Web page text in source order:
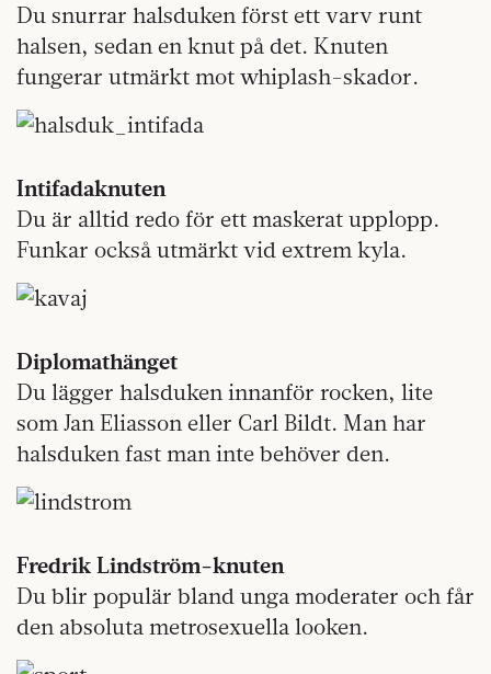
Du snurrar halsduken först ett varv runt
halsen, sedan en knut på det. Knuten
fungerar utmärkt mot whiplash-skador.
Intifadaknuten
Du är alltid redo för ett maskerat upplopp.
Funkar också utmärkt vid extrem kyla.
Diplomathänget
Du lägger halsduken innanför rocken, lite
som Jan Eliasson eller Carl Bildt. Man har
halsduken fast man inte behöver den.
Fredrik Lindström-knuten
Du blir populär bland unga moderater och får
den absoluta metrosexuella looken.